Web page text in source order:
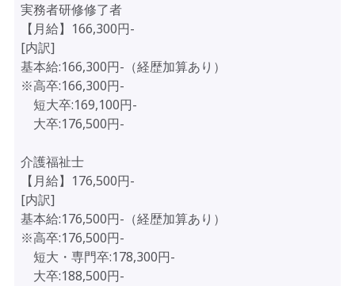
実務者研修修了者
【月給】166,300円-
[内訳]
基本給:166,300円-（経歴加算あり）
※高卒:166,300円-
短大卒:169,100円-
大卒:176,500円-
介護福祉士
【月給】176,500円-
[内訳]
基本給:176,500円-（経歴加算あり）
※高卒:176,500円-
短大・専門卒:178,300円-
大卒:188,500円-